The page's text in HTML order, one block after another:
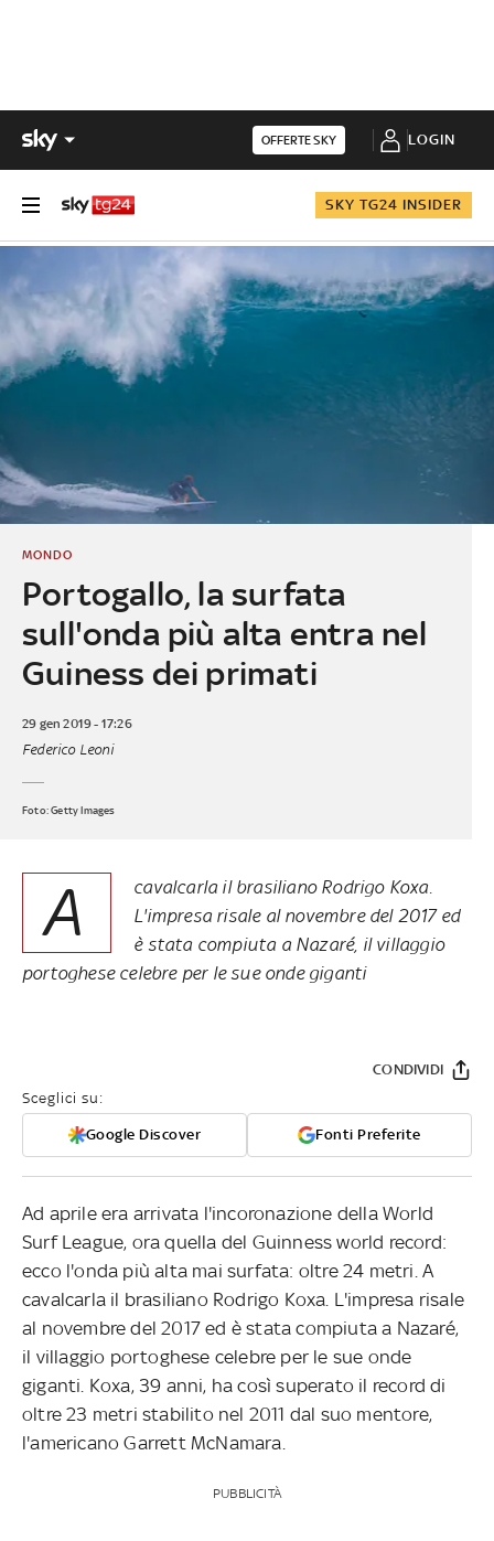
OFFERTE SKY LOGIN
SKY TG24 INSIDER
Portogallo, la surfata
sull'onda più alta entra nel
Guiness dei primati
MONDO
29 gen 2019 - 17:26
Federico Leoni
Foto: Getty Images
A
cavalcarla il brasiliano Rodrigo Koxa.
L'impresa risale al novembre del 2017 ed
è stata compiuta a Nazaré, il villaggio
portoghese celebre per le sue onde giganti
Sceglici su:
Google Discover Fonti Preferite
CONDIVIDI
Ad aprile era arrivata l'incoronazione della World
Surf League, ora quella del Guinness world record:
ecco l'onda più alta mai surfata: oltre 24 metri. A
cavalcarla il brasiliano Rodrigo Koxa. L'impresa risale
al novembre del 2017 ed è stata compiuta a Nazaré,
il villaggio portoghese celebre per le sue onde
giganti. Koxa, 39 anni, ha così superato il record di
oltre 23 metri stabilito nel 2011 dal suo mentore,
l'americano Garrett McNamara.
PUBBLICITÀ